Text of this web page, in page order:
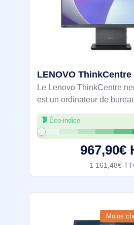
Le Lenovo ThinkCentre
est un ordinateur de
conçu pour améliorer la
à son design élégant et
puissantes. Doté d'un
Éco-indice
967,90€
1 161,48€
Moins